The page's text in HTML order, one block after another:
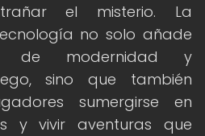
el misterio. La
no solo añade
de modernidad y
sino que también
sumergirse en
y vivir aventuras que